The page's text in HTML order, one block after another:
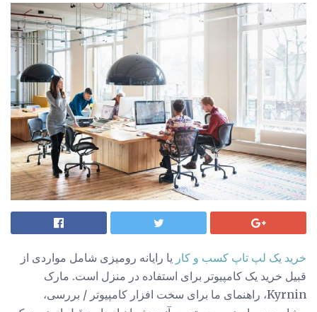
خرید یک لپ تاپ کسب و کار یا رایانه رومیزی شامل مواردی از
قبیل خرید یک کامپیوتر برای استفاده در منزل است. مارک
Kyrnin، راهنمای ما برای سخت افزار کامپیوتر / بررسی،